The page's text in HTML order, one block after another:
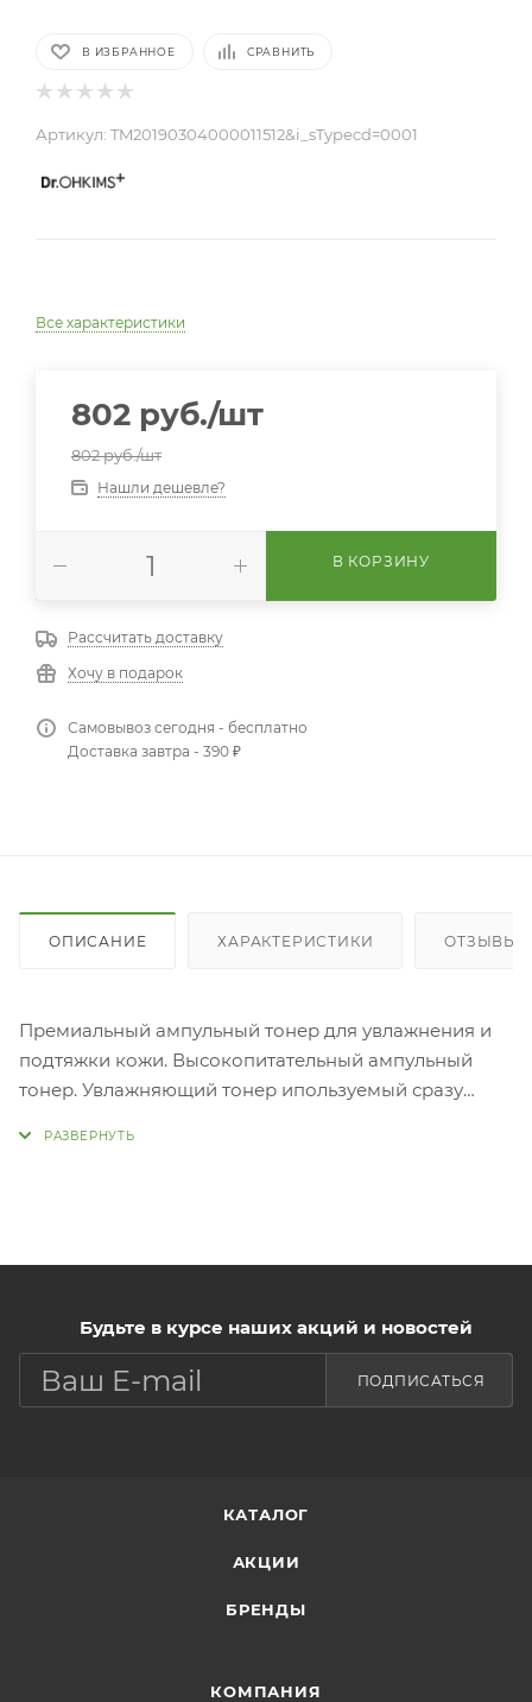
В ИЗБРАННОЕ СРАВНИТЬ
Артикул: TM20190304000011512&i_sTypecd=0001
Все характеристики
802 руб./шт
802руб./шт
Нашли дешевле?
В КОРЗИНУ
Рассчитать доставку
Хочу в подарок
Самовывоз сегодня - бесплатно
Доставка завтра - 390 ₽
ОПИСАНИЕ ХАРАКТЕРИСТИКИ ОТЗЫВЫ
Премиальный ампульный тонер для увлажнения и
подтяжки кожи. Высокопитательный ампульный
тонер. Увлажняющий тонер ипользуемый сразу
Применение: Нанести на очищенную кожу лица,
Будьте в курсе наших акций и новостей
ПОДПИСАТЬСЯ
КАТАЛОГ
АКЦИИ
БРЕНДЫ
КОМПАНИЯ